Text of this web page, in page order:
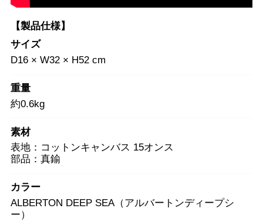
【製品仕様】
サイズ
D16 × W32 × H52 cm
重量
約0.6kg
素材
表地：コットンキャンバス 15オンス
部品：真鍮
カラー
ALBERTON DEEP SEA（アルバートンディープシ
ー）